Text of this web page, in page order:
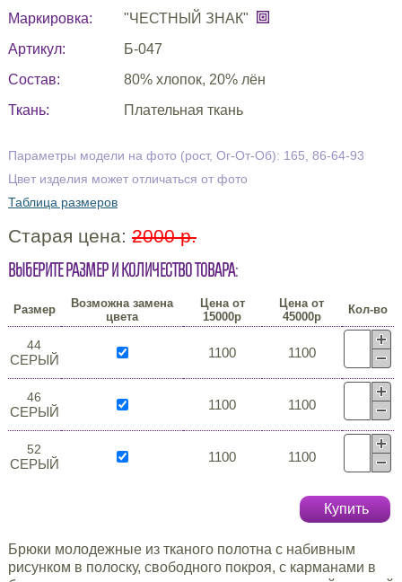
Маркировка:
"ЧЕСТНЫЙ ЗНАК"
Артикул:
Б-047
Состав:
80% хлопок, 20% лён
Ткань:
Плательная ткань
Параметры модели на фото (рост, Ог-От-Об): 165, 86-64-93
Цвет изделия может отличаться от фото
Таблица размеров
Старая цена: 2000 р.
Выберите размер и количество товара:
Размер
Возможна замена
цвета
Цена от
15000р
Цена от
45000р
Кол-во
44
СЕРЫЙ 1100 1100
46
СЕРЫЙ 1100 1100
52
СЕРЫЙ 1100 1100
Купить
Брюки молодежные из тканого полотна с набивным
рисунком в полоску, свободного покроя, с карманами в